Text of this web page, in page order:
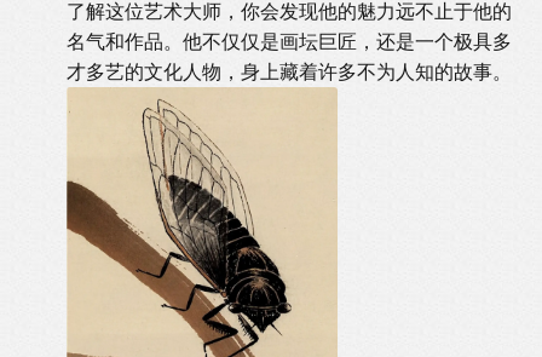
了解这位艺术大师，你会发现他的魅力远不止于他的
名气和作品。他不仅仅是画坛巨匠，还是一个极具多
才多艺的文化人物，身上藏着许多不为人知的故事。